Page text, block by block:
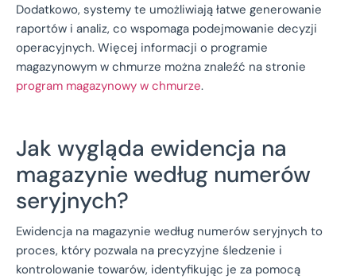
Dodatkowo, systemy te umożliwiają łatwe generowanie
raportów i analiz, co wspomaga podejmowanie decyzji
operacyjnych. Więcej informacji o programie
magazynowym w chmurze można znaleźć na stronie
program magazynowy w chmurze.
Jak wygląda ewidencja na
magazynie według numerów
seryjnych?
Ewidencja na magazynie według numerów seryjnych to
proces, który pozwala na precyzyjne śledzenie i
kontrolowanie towarów, identyfikując je za pomocą